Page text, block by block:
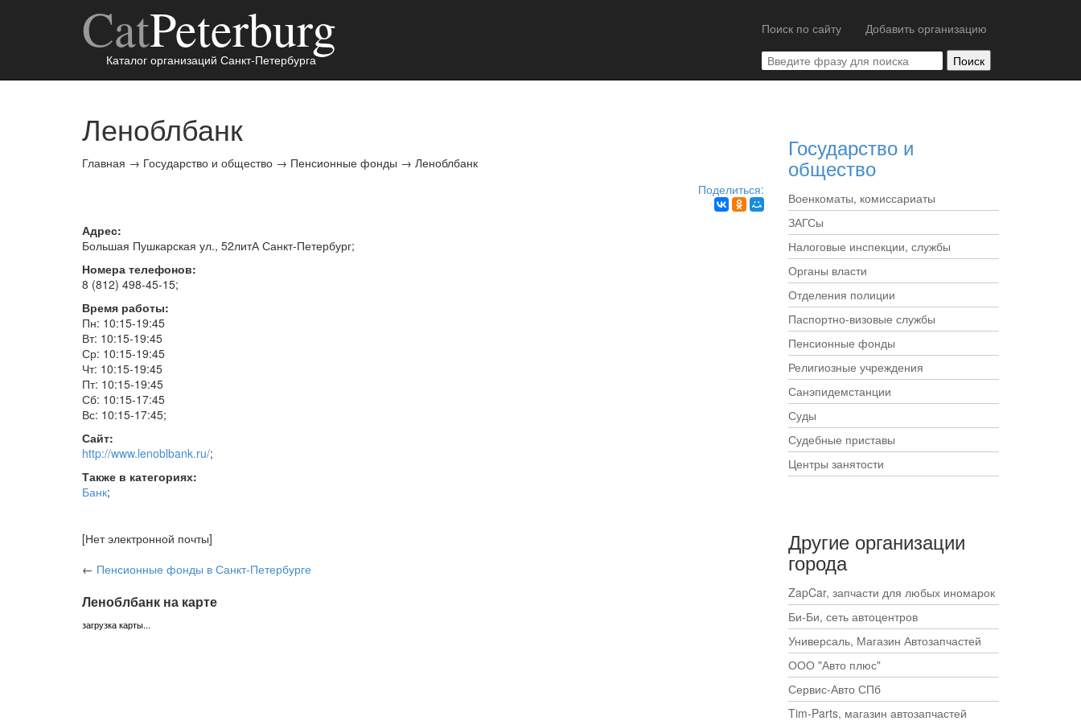
CatPeterburg
Каталог организаций Санкт-Петербурга
Поиск по сайту Добавить организацию
Леноблбанк
Главная → Государство и общество → Пенсионные фонды → Леноблбанк
Поделиться:
Адрес:
Большая Пушкарская ул., 52литАСанкт-Петербург;
Номера телефонов:
8 (812) 498-45-15;
Время работы:
Пн: 10:15-19:45
Вт: 10:15-19:45
Ср: 10:15-19:45
Чт: 10:15-19:45
Пт: 10:15-19:45
Сб: 10:15-17:45
Вс: 10:15-17:45;
Сайт:
http://www.lenoblbank.ru/;
Также в категориях:
Банк;
[Нет электронной почты]
← Пенсионные фонды в Санкт-Петербурге
Леноблбанк на карте
загрузка карты...
Государство и
общество
Военкоматы, комиссариаты
ЗАГСы
Налоговые инспекции, службы
Органы власти
Отделения полиции
Паспортно-визовые службы
Пенсионные фонды
Религиозные учреждения
Санэпидемстанции
Суды
Судебные приставы
Центры занятости
Другие организации
города
ZapCar, запчасти для любых иномарок
Би-Би, сеть автоцентров
Универсаль, Магазин Автозапчастей
ООО "Авто плюс"
Сервис-Авто СПб
Tim-Parts, магазин автозапчастей